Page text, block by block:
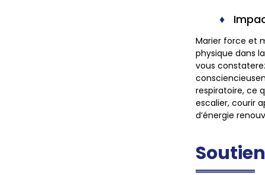
Marier force et
physique dans
vous
respiratoire, ce
escalier, courir
d’énergie